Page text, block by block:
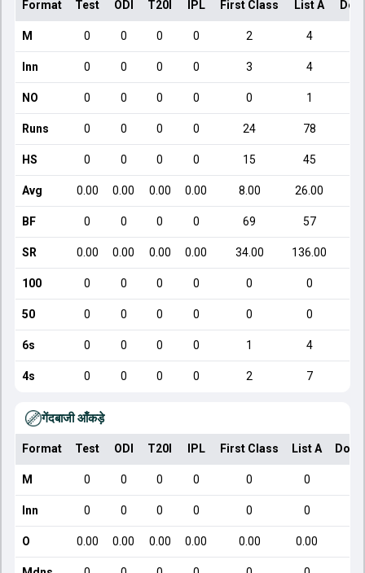
Format Test ODI T20I IPL First Class List A
M 0 0 0 0 2 4
Inn 0 0 0 0 3 4
NO 0 0 0 0 0 1
Runs 0 0 0 0 24 78
HS 0 0 0 0 15 45
Avg 0.00 0.00 0.00 0.00 8.00 26.00
BF 0 0 0 0 69 57
SR 0.00 0.00 0.00 0.00 34.00 136.00
100 0 0 0 0 0 0
50 0 0 0 0 0 0
6s 0 0 0 0 1 4
4s 0 0 0 0 2 7
गेंदबाजी आँकड़े
Format Test ODI T20I IPL First Class List A
M 0 0 0 0 0 0
Inn 0 0 0 0 0 0
O 0.00 0.00 0.00 0.00 0.00 0.00